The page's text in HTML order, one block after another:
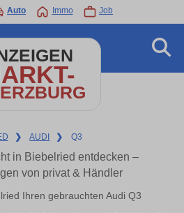
Auto Immo Job
❯ AUDI ❯ Q3
in Biebelried entdecken –
von privat & Händler
Ihren gebrauchten Audi Q3